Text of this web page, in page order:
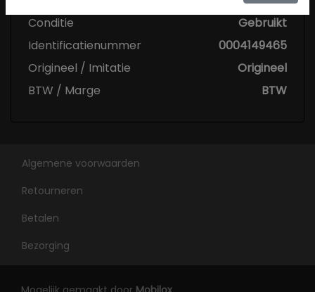
Conditie
Gebruikt
Identificatienummer
0004149465
Origineel / Imitatie
Origineel
BTW / Marge
BTW
Algemene voorwaarden
Retourneren
Betalen
Bezorging